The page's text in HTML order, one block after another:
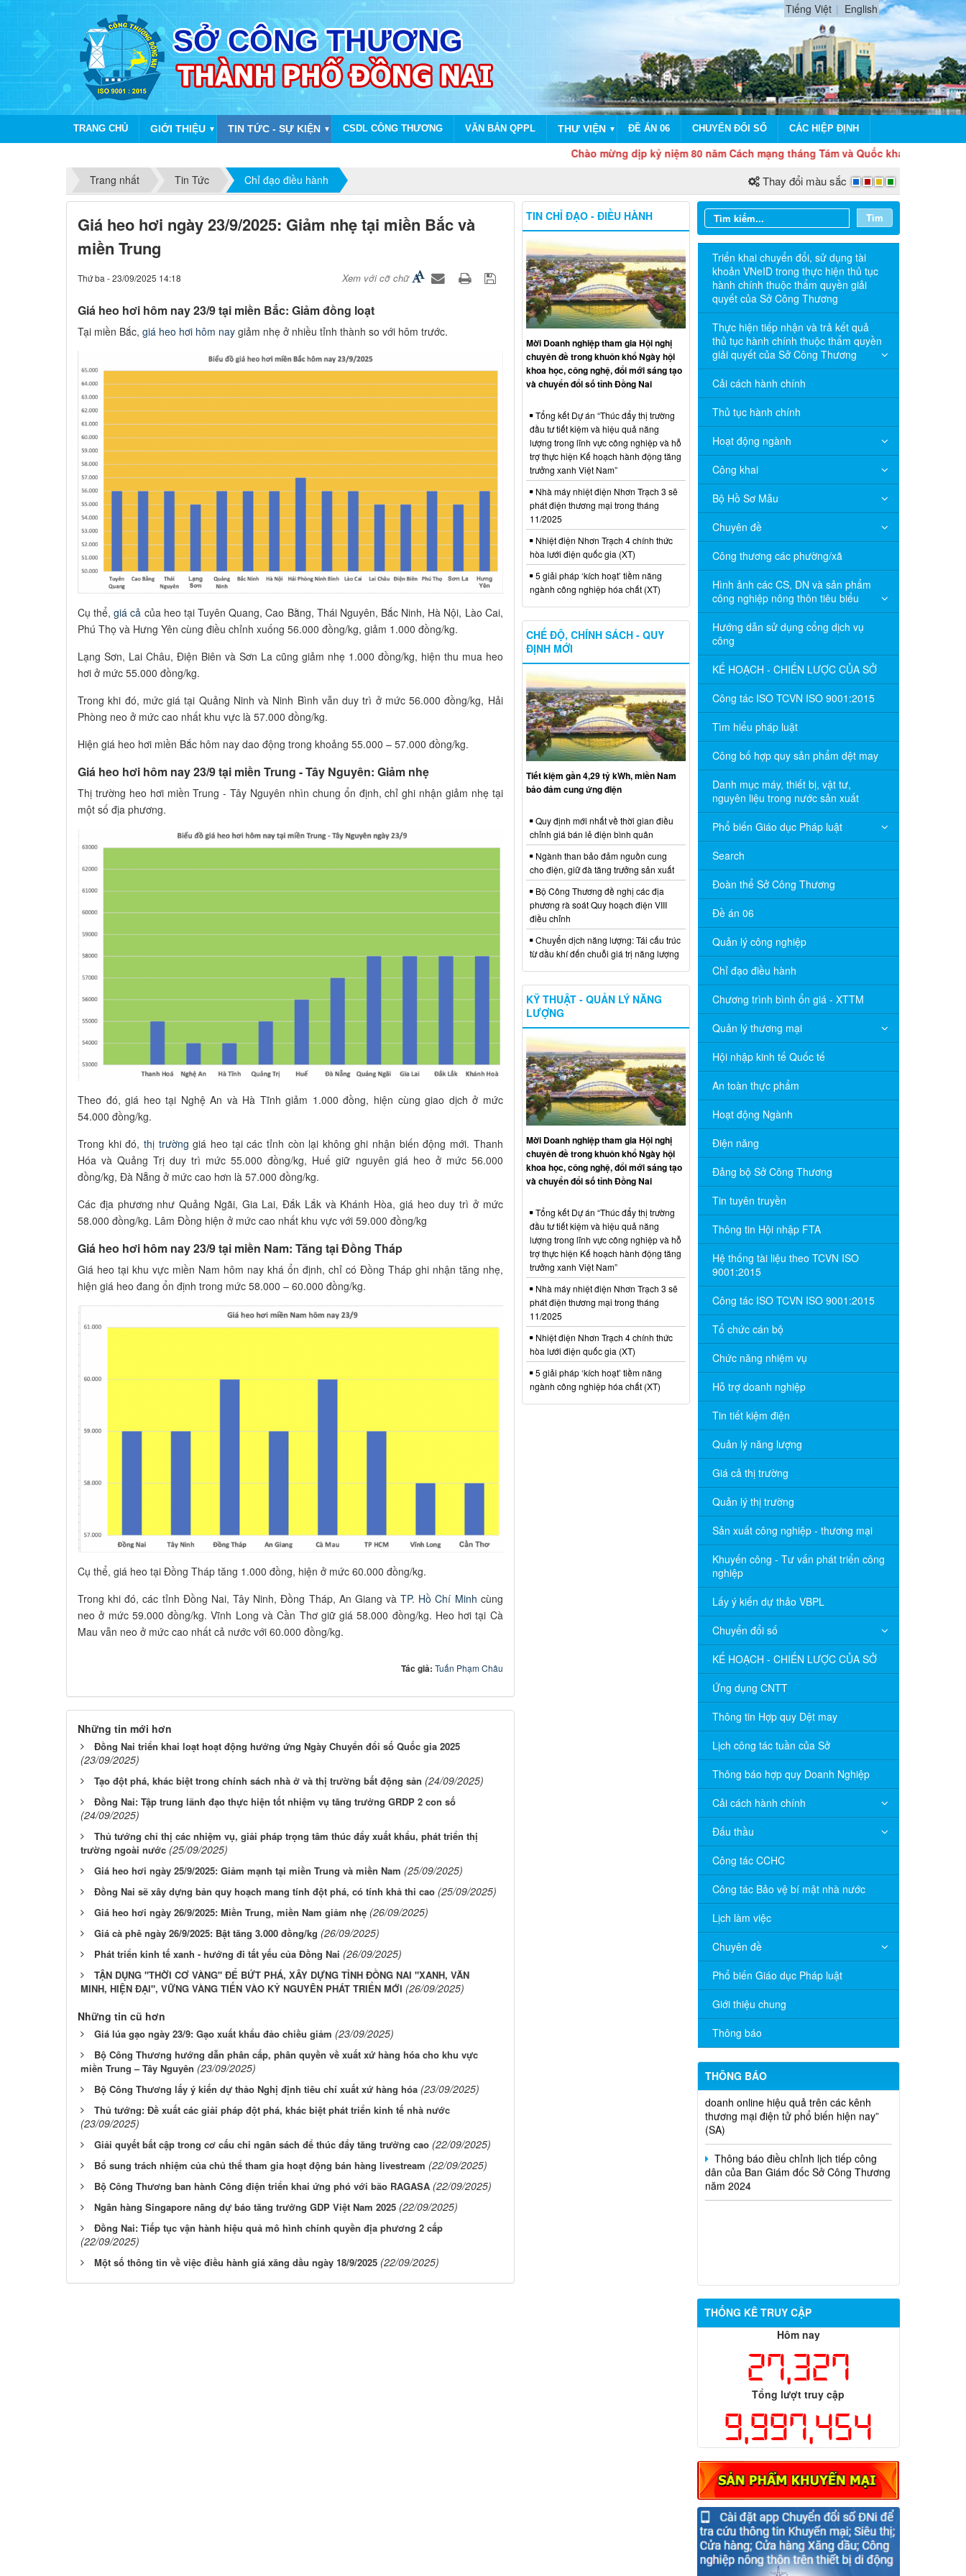
Tiếng Việt English
TRANG CHỦ GIỚI THIỆU ▼ TIN TỨC - SỰ KIỆN ▼ CSDL CÔNG THƯƠNG VĂN BẢN QPPL THƯ VIỆN ▼ ĐỀ ÁN 06 CHUYỂN ĐỔI SỐ CÁC HIỆP ĐỊNH
Chào mừng dịp kỷ niệm 80 năm Cách mạng tháng Tám và Quốc khánh 2/9
Trang nhất
Tin Tức Chỉ đạo điều hành Thay đổi màu sắc
Giá heo hơi ngày 23/9/2025: Giảm nhẹ tại miền Bắc và
miền Trung
Thứ ba - 23/09/2025 14:18 Xem với cỡ chữ
Giá heo hơi hôm nay 23/9 tại miền Bắc: Giảm đồng loạt
Tại miền Bắc, giá heo hơi hôm nay giảm nhẹ ở nhiều tỉnh thành so với hôm trước.
Cụ thể,giá cả của heo tại Tuyên Quang, Cao Bằng, Thái Nguyên, Bắc Ninh, Hà Nội, Lào Cai,
Phú Thọ và Hưng Yên cùng điều chỉnh xuống 56.000 đồng/kg, giảm 1.000 đồng/kg.
Lạng Sơn, Lai Châu, Điện Biên và Sơn La cũng giảm nhẹ 1.000 đồng/kg, hiện thu mua heo
hơi ở mức 55.000 đồng/kg.
Trong khi đó, mức giá tại Quảng Ninh và Ninh Bình vẫn duy trì ở mức 56.000 đồng/kg, Hải
Phòng neo ở mức cao nhất khu vực là 57.000 đồng/kg.
Hiện giá heo hơi miền Bắc hôm nay dao động trong khoảng 55.000 – 57.000 đồng/kg.
Giá heo hơi hôm nay 23/9 tại miền Trung - Tây Nguyên: Giảm nhẹ
Thị trường heo hơi miền Trung - Tây Nguyên nhìn chung ổn định, chỉ ghi nhận giảm nhẹ tại
một số địa phương.
Theo đó, giá heo tại Nghệ An và Hà Tĩnh giảm 1.000 đồng, hiện cùng giao dịch ở mức
54.000 đồng/kg.
Trong khi đó, thị trường giá heo tại các tỉnh còn lại không ghi nhận biến động mới. Thanh
Hóa và Quảng Trị duy trì mức 55.000 đồng/kg, Huế giữ nguyên giá heo ở mức 56.000
đồng/kg, Đà Nẵng ở mức cao hơn là 57.000 đồng/kg.
Các địa phương như Quảng Ngãi, Gia Lai, Đắk Lắk và Khánh Hòa, giá heo duy trì ở mức
58.000 đồng/kg. Lâm Đồng hiện ở mức cao nhất khu vực với 59.000 đồng/kg
Giá heo hơi hôm nay 23/9 tại miền Nam: Tăng tại Đồng Tháp
Giá heo tại khu vực miền Nam hôm nay khá ổn định, chỉ có Đồng Tháp ghi nhận tăng nhẹ,
hiện giá heo đang ổn định trong mức 58.000 – 60.000 đồng/kg.
Cụ thể, giá heo tại Đồng Tháp tăng 1.000 đồng, hiện ở mức 60.000 đồng/kg.
Trong khi đó, các tỉnh Đồng Nai, Tây Ninh, Đồng Tháp, An Giang vàTP. Hồ Chí Minh cùng
neo ở mức 59.000 đồng/kg. Vĩnh Long và Cần Thơ giữ giá 58.000 đồng/kg. Heo hơi tại Cà
Mau vẫn neo ở mức cao nhất cả nước với 60.000 đồng/kg.
Tác giả: Tuấn Phạm Châu
Những tin mới hơn
Đồng Nai triển khai loạt hoạt động hưởng ứng Ngày Chuyển đổi số Quốc gia 2025
(23/09/2025)
Tạo đột phá, khác biệt trong chính sách nhà ở và thị trường bất động sản (24/09/2025)
Đồng Nai: Tập trung lãnh đạo thực hiện tốt nhiệm vụ tăng trưởng GRDP 2 con số
(24/09/2025)
Thủ tướng chỉ thị các nhiệm vụ, giải pháp trọng tâm thúc đẩy xuất khẩu, phát triển thị
trường ngoài nước (25/09/2025)
Giá heo hơi ngày 25/9/2025: Giảm mạnh tại miền Trung và miền Nam (25/09/2025)
Đồng Nai sẽ xây dựng bản quy hoạch mang tính đột phá, có tính khả thi cao (25/09/2025)
Giá heo hơi ngày 26/9/2025: Miền Trung, miền Nam giảm nhẹ (26/09/2025)
Giá cà phê ngày 26/9/2025: Bật tăng 3.000 đồng/kg (26/09/2025)
Phát triển kinh tế xanh - hướng đi tất yếu của Đồng Nai (26/09/2025)
TẬN DỤNG "THỜI CƠ VÀNG" ĐỂ BỨT PHÁ, XÂY DỰNG TỈNH ĐỒNG NAI "XANH, VĂN
MINH, HIỆN ĐẠI", VỮNG VÀNG TIẾN VÀO KỶ NGUYÊN PHÁT TRIỂN MỚI (26/09/2025)
Những tin cũ hơn
Giá lúa gạo ngày 23/9: Gạo xuất khẩu đảo chiều giảm (23/09/2025)
Bộ Công Thương hướng dẫn phân cấp, phân quyền về xuất xứ hàng hóa cho khu vực
miền Trung – Tây Nguyên (23/09/2025)
Bộ Công Thương lấy ý kiến dự thảo Nghị định tiêu chí xuất xứ hàng hóa (23/09/2025)
Thủ tướng: Đề xuất các giải pháp đột phá, khác biệt phát triển kinh tế nhà nước
(23/09/2025)
Giải quyết bất cập trong cơ cấu chi ngân sách để thúc đẩy tăng trưởng cao (22/09/2025)
Bổ sung trách nhiệm của chủ thể tham gia hoạt động bán hàng livestream (22/09/2025)
Bộ Công Thương ban hành Công điện triển khai ứng phó với bão RAGASA (22/09/2025)
Ngân hàng Singapore nâng dự báo tăng trưởng GDP Việt Nam 2025 (22/09/2025)
Đồng Nai: Tiếp tục vận hành hiệu quả mô hình chính quyền địa phương 2 cấp
(22/09/2025)
Một số thông tin về việc điều hành giá xăng dầu ngày 18/9/2025 (22/09/2025)
Tìm
Triển khai chuyển đổi, sử dụng tài
khoản VNeID trong thực hiện thủ tục
hành chính thuộc thẩm quyền giải
quyết của Sở Công Thương
Thực hiện tiếp nhận và trả kết quả
thủ tục hành chính thuộc thẩm quyền
giải quyết của Sở Công Thương
Cải cách hành chính
Thủ tục hành chính
Hoạt động ngành
Công khai
Bộ Hồ Sơ Mẫu
Chuyên đề
Công thương các phường/xã
Hình ảnh các CS, DN và sản phẩm
công nghiệp nông thôn tiêu biểu
Hướng dẫn sử dụng cổng dịch vụ
công
KẾ HOẠCH - CHIẾN LƯỢC CỦA SỞ
Công tác ISO TCVN ISO 9001:2015
Tìm hiểu pháp luật
Công bố hợp quy sản phẩm dệt may
Danh mục máy, thiết bị, vật tư,
nguyên liệu trong nước sản xuất
Phổ biến Giáo dục Pháp luật
Search
Đoàn thể Sở Công Thương
Đề án 06
Quản lý công nghiệp
Chỉ đạo điều hành
Chương trình bình ổn giá - XTTM
Quản lý thương mại
Hội nhập kinh tế Quốc tế
An toàn thực phẩm
Hoạt động Ngành
Điện năng
Đảng bộ Sở Công Thương
Tin tuyên truyền
Thông tin Hội nhập FTA
Hệ thống tài liệu theo TCVN ISO
9001:2015
Công tác ISO TCVN ISO 9001:2015
Tổ chức cán bộ
Chức năng nhiệm vụ
Hỗ trợ doanh nghiệp
Tin tiết kiệm điện
Quản lý năng lượng
Giá cả thị trường
Quản lý thị trường
Sản xuất công nghiệp - thương mại
Khuyến công - Tư vấn phát triển công
nghiệp
Lấy ý kiến dự thảo VBPL
Chuyển đổi số
KẾ HOẠCH - CHIẾN LƯỢC CỦA SỞ
Ứng dụng CNTT
Thông tin Hợp quy Dệt may
Lịch công tác tuần của Sở
Thông báo hợp quy Doanh Nghiệp
Cải cách hành chính
Đấu thầu
Công tác CCHC
Công tác Bảo vệ bí mật nhà nước
Lịch làm việc
Chuyên đề
Phổ biến Giáo dục Pháp luật
Giới thiệu chung
Thông báo
THÔNG BÁO
V/v đề nghị báo cáo hệ thống phân
phối, nhãn hiệu hàng hóa và hoạt động
mua bán khí trên địa bàn tỉnh năm 2025
(nhắc lần 2).
Thông báo bán thanh lý tài sản công
theo hình thức chỉ định
Thông báo lựa chọn nhà thầu thực
hiện gói thầu: “tổ chức tập huấn kinh
doanh online hiệu quả trên các kênh
thương mại điện tử phổ biến hiện nay”
(SA)
Thông báo điều chỉnh lịch tiếp công
dân của Ban Giám đốc Sở Công Thương
năm 2024
THỐNG KÊ TRUY CẬP
Hôm nay
27,327
Tổng lượt truy cập
9,997,454
TIN CHỈ ĐẠO - ĐIỀU HÀNH
Mời Doanh nghiệp tham gia Hội nghị
chuyên đề trong khuôn khổ Ngày hội
khoa học, công nghệ, đổi mới sáng tạo
và chuyển đổi số tỉnh Đồng Nai
Tổng kết Dự án “Thúc đẩy thị trường
đầu tư tiết kiệm và hiệu quả năng
lượng trong lĩnh vực công nghiệp và hỗ
trợ thực hiện Kế hoạch hành động tăng
trưởng xanh Việt Nam”
Nhà máy nhiệt điện Nhơn Trạch 3 sẽ
phát điện thương mại trong tháng
11/2025
Nhiệt điện Nhơn Trạch 4 chính thức
hòa lưới điện quốc gia (XT)
5 giải pháp ‘kích hoạt’ tiềm năng
ngành công nghiệp hóa chất (XT)
CHẾ ĐỘ, CHÍNH SÁCH - QUY
ĐỊNH MỚI
Tiết kiệm gần 4,29 tỷ kWh, miền Nam
bảo đảm cung ứng điện
Quy định mới nhất về thời gian điều
chỉnh giá bán lẻ điện bình quân
Ngành than bảo đảm nguồn cung
cho điện, giữ đà tăng trưởng sản xuất
Bộ Công Thương đề nghị các địa
phương rà soát Quy hoạch điện VIII
điều chỉnh
Chuyển dịch năng lượng: Tái cấu trúc
từ dầu khí đến chuỗi giá trị năng lượng
KỸ THUẬT - QUẢN LÝ NĂNG
LƯỢNG
Mời Doanh nghiệp tham gia Hội nghị
chuyên đề trong khuôn khổ Ngày hội
khoa học, công nghệ, đổi mới sáng tạo
và chuyển đổi số tỉnh Đồng Nai
Tổng kết Dự án “Thúc đẩy thị trường
đầu tư tiết kiệm và hiệu quả năng
lượng trong lĩnh vực công nghiệp và hỗ
trợ thực hiện Kế hoạch hành động tăng
trưởng xanh Việt Nam”
Nhà máy nhiệt điện Nhơn Trạch 3 sẽ
phát điện thương mại trong tháng
11/2025
Nhiệt điện Nhơn Trạch 4 chính thức
hòa lưới điện quốc gia (XT)
5 giải pháp ‘kích hoạt’ tiềm năng
ngành công nghiệp hóa chất (XT)